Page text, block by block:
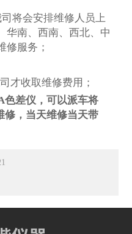
将会安排维修人员上
华南、西南、西北、中
修服务；
才收取维修费用；
色差仪，可以派车将
修，当天维修当天带